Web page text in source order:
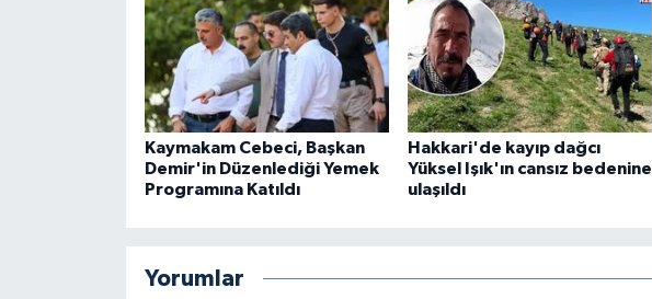
Kaymakam Cebeci, Başkan
Demir'in Düzenlediği Yemek
Programına Katıldı
Hakkari'de kayıp dağcı
Yüksel Işık'ın cansız bedenine
ulaşıldı
Yorumlar